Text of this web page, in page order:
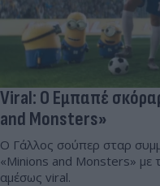
Viral: Ο Εμπαπέ
and Monsters»
Ο Γάλλος σούπερ σταρ
«Minions and Monsters» με
αμέσως viral.